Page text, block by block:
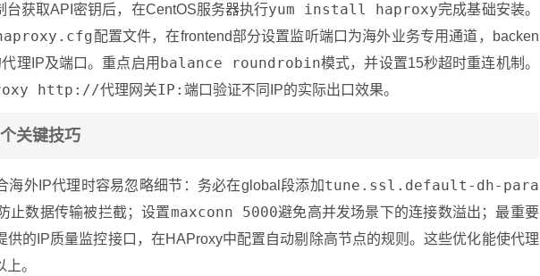
台获取API密钥后，在CentOS服务器执行yum install haproxy完成基础安装。
配置文件，在frontend部分设置监听端口为海外业务专用通道，backen
理IP及端口。重点启用 balance roundrobin模式，并设置15秒超时重连机制。
http://代理网关IP:端口验证不同IP的实际出口效果。
关键技巧
海外IP代理时容易忽略细节：务必在global段添加tune.ssl.default-dh-para
止数据传输被拦截；设置maxconn 5000避免高并发场景下的连接数溢出；最重要
供的IP质量监控接口，在HAProxy中配置自动剔除高节点的规则。这些优化能使代理
。